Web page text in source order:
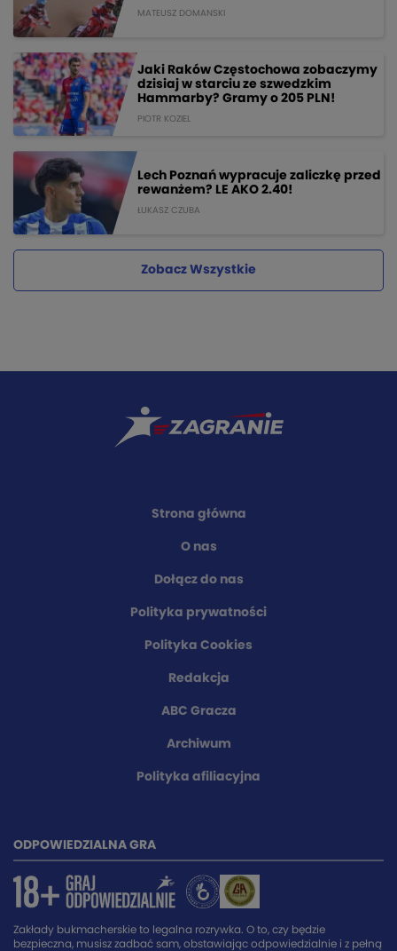
MATEUSZ DOMANSKI
Jaki Raków Częstochowa zobaczymy
dzisiaj w starciu ze szwedzkim
Hammarby? Gramy o 205 PLN!
PIOTR KOZIEL
Lech Poznań wypracuje zaliczkę przed
rewanżem? LE AKO 2.40!
ŁUKASZ CZUBA
Zobacz Wszystkie
Strona główna
O nas
Dołącz do nas
Polityka prywatności
Polityka Cookies
Redakcja
ABC Gracza
Archiwum
Polityka afiliacyjna
ODPOWIEDZIALNA GRA
Zakłady bukmacherskie to legalna rozrywka. O to, czy będzie
bezpieczna, musisz zadbać sam, obstawiając odpowiedzialnie i z pełną